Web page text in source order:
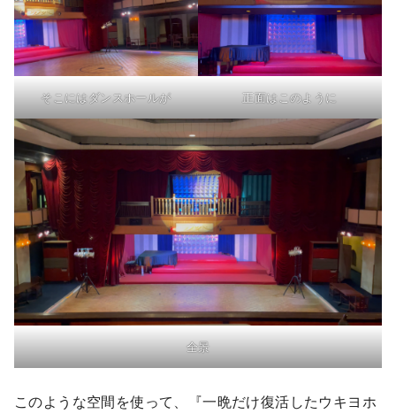
そこにはダンスホールが 正面はこのように
全景
このような空間を使って、『一晩だけ復活したウキヨホ